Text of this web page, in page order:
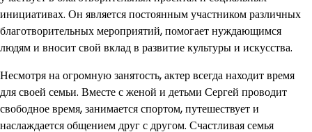
инициативах. Он является постоянным участником различных
благотворительных мероприятий, помогает нуждающимся
людям и вносит свой вклад в развитие культуры и искусства.
Несмотря на огромную занятость, актер всегда находит время
для своей семьи. Вместе с женой и детьми Сергей проводит
свободное время, занимается спортом, путешествует и
наслаждается общением друг с другом. Счастливая семья